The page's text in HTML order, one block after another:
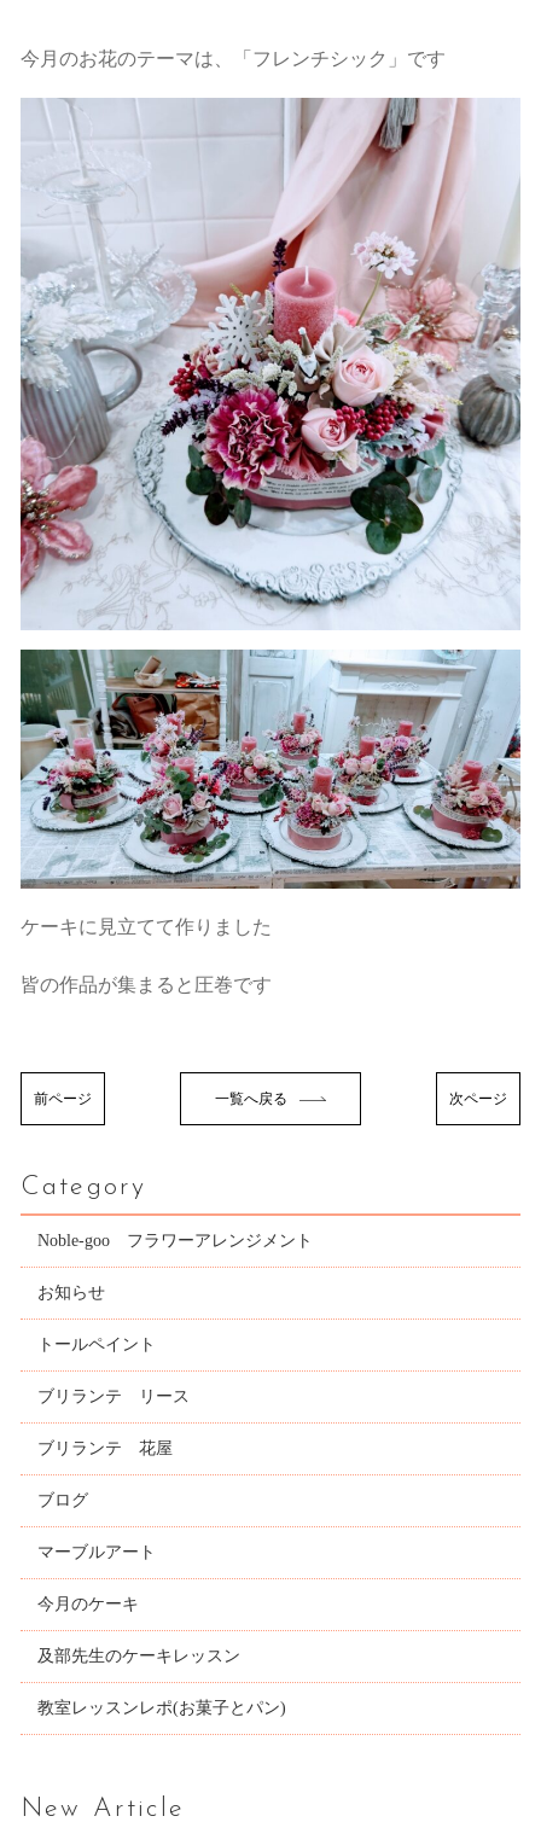
今月のお花のテーマは、「フレンチシック」です
ケーキに見立てて作りました
皆の作品が集まると圧巻です
前ページ 一覧へ戻る 次ページ
Category
Noble-goo フラワーアレンジメント
お知らせ
トールペイント
ブリランテ リース
ブリランテ 花屋
ブログ
マーブルアート
今月のケーキ
及部先生のケーキレッスン
教室レッスンレポ(お菓子とパン)
New Article